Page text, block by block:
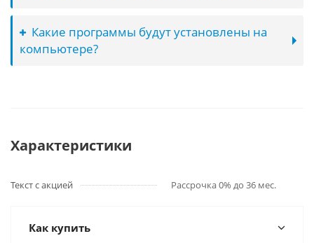
Какие программы будут установлены на
компьютере?
Характеристики
Текст с акцией Рассрочка 0% до 36 мес.
Как купить